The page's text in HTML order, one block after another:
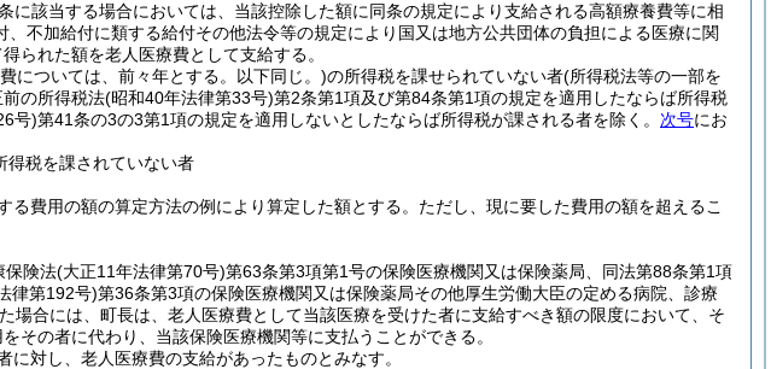
に該当する場合においては、当該控除した額に同条の規定により支給される高額療養費等に相
不加給付に類する給付その他法令等の規定により国又は地方公共団体の負担による医療に関
られた額を老人医療費として支給する。
については、前々年とする。以下同じ。)の所得税を課せられていない者(所得税法等の一部を
の所得税法(昭和40年法律第33号)第2条第1項及び第84条第1項の規定を適用したならば所得税
号)第41条の3の3第1項の規定を適用しないとしたならば所得税が課される者を除く。 次号にお
得税を課されていない者
費用の額の算定方法の例により算定した額とする。 ただし、現に要した費用の額を超えるこ
保険法(大正11年法律第70号)第63条第3項第1号の保険医療機関又は保険薬局、同法第88条第1項
律第192号)第36条第3項の保険医療機関又は保険薬局その他厚生労働大臣の定める病院、診療
場合には、町長は、老人医療費として当該医療を受けた者に支給すべき額の限度において、そ
その者に代わり、当該保険医療機関等に支払うことができる。
対し、老人医療費の支給があったものとみなす。